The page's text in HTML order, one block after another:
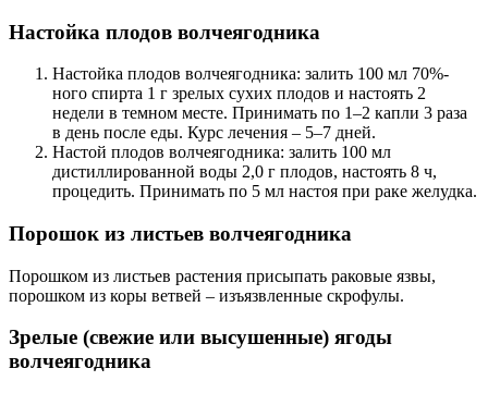
Настойка плодов волчеягодника
Настойка плодов волчеягодника: залить 100 мл 70%-
ного спирта 1 г зрелых сухих плодов и настоять 2
недели в темном месте. Принимать по 1–2 капли 3 раза
в день после еды. Курс лечения – 5–7 дней.
Настой плодов волчеягодника: залить 100 мл
дистиллированной воды 2,0 г плодов, настоять 8 ч,
процедить. Принимать по 5 мл настоя при раке желудка.
Порошок из листьев волчеягодника
Порошком из листьев растения присыпать раковые язвы,
порошком из коры ветвей – изъязвленные скрофулы.
Зрелые (свежие или высушенные) ягоды
волчеягодника